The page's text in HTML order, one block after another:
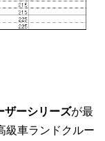
ザーシリーズが最
級車ランドクルー